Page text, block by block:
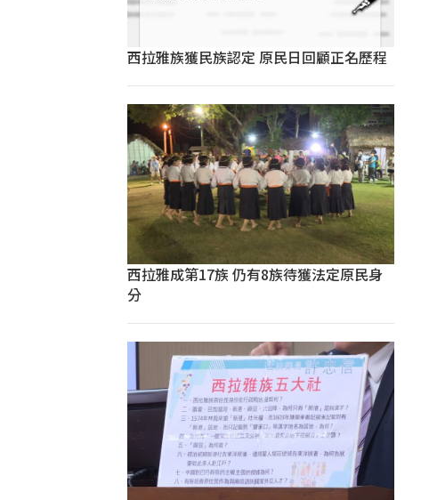
西拉雅族獲民族認定 原民日回顧正名歷程
西拉雅成第17族 仍有8族待獲法定原民身
分